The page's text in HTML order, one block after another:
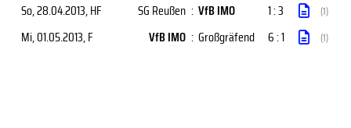
So, 28.04.2013, HF SG Reußen : VfB IMO 1 : 3 (1)
Mi, 01.05.2013, F VfB IMO : Großgräfend 6 : 1 (1)